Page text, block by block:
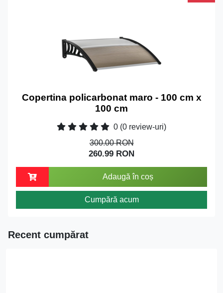
Copertina policarbonat maro - 100 cm x
100 cm
0 (0 review-uri)
300.00 RON
260.99 RON
Adaugă în coș
Cumpără acum
Recent cumpărat